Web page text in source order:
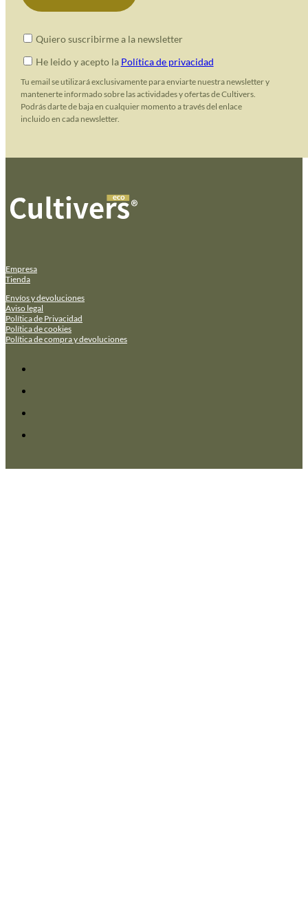
Quiero suscribirme a la newsletter
He leido y acepto la Política de privacidad
Tu email se utilizará exclusivamente para enviarte nuestra newsletter y
mantenerte informado sobre las actividades y ofertas de Cultivers.
Podrás darte de baja en cualquier momento a través del enlace
incluido en cada newsletter.
Empresa
Tienda
Envíos y devoluciones
Aviso legal
Política de Privacidad
Política de cookies
Política de compra y devoluciones